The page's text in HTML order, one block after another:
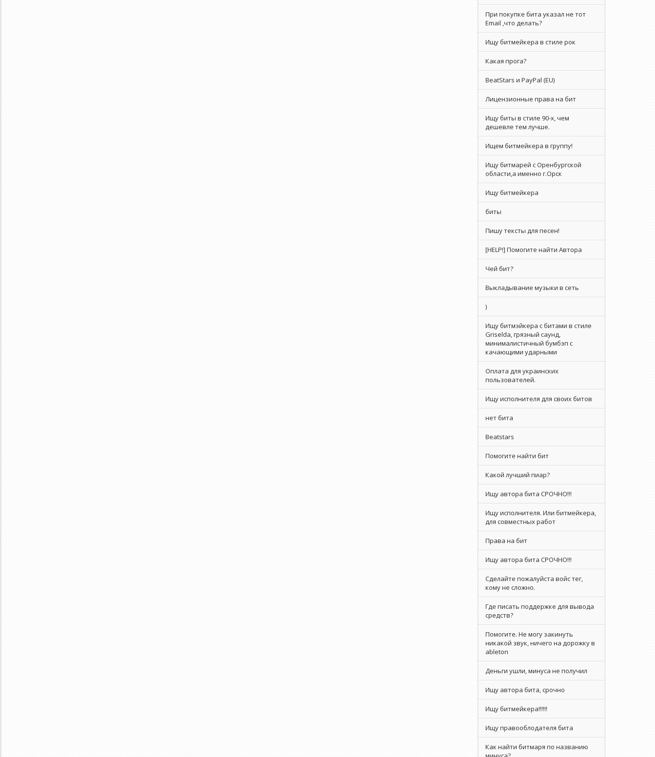
При покупке бита указал не тот
Email ,что делать?
Ищу битмейкера в стиле рок
Какая прога?
BeatStars и PayPal (EU)
Лицензионные права на бит
Ищу биты в стиле 90-х, чем
дешевле тем лучше.
Ищем битмейкера в группу!
Ищу битмарей с Оренбургской
области,а именно г.Орск
Ищу битмейкера
биты
Пишу тексты для песен!
[HELP!] Помогите найти Автора
Чей бит?
Выкладывание музыки в сеть
)
Ищу битмэйкера с битами в стиле
Griselda, грязный саунд,
минималистичный бумбэп с
качающими ударными
Оплата для украинских
пользователей.
Ищу исполнителя для своих битов
нет бита
Beatstars
Помогите найти бит
Какой лучший пиар?
Ищу автора бита СРОЧНО!!!
Ищу исполнителя. Или битмейкера,
для совместных работ
Права на бит
Ищу автора бита СРОЧНО!!!
Сделайте пожалуйста войс тег,
кому не сложно.
Где писать поддержке для вывода
средств?
Помогите. Не могу закинуть
никакой звук, ничего на дорожку в
ableton
Деньги ушли, минуса не получил
Ищу автора бита, срочно
Ищу битмейкера!!!!!!
Ищу правооблодателя бита
Как найти битмаря по названию